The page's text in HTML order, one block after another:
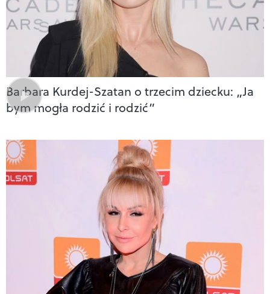
Barbara Kurdej-Szatan o trzecim dziecku: „Ja
bym mogła rodzić i rodzić”